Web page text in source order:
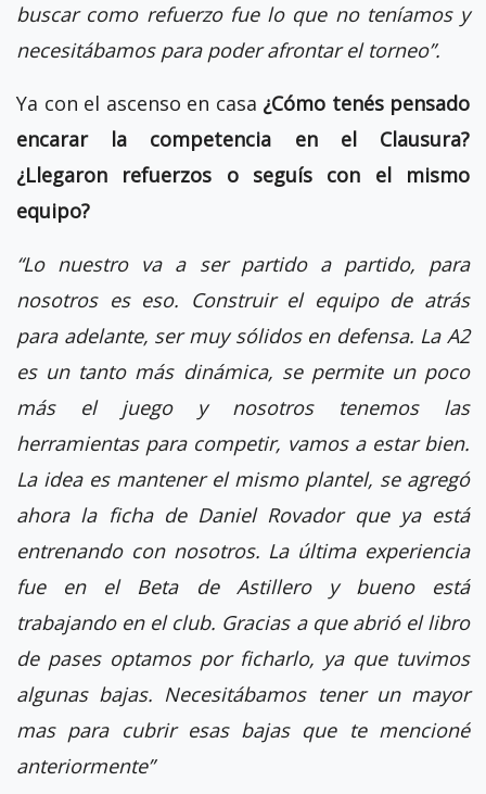
buscar como refuerzo fue lo que no teníamos y
necesitábamos para poder afrontar el torneo”.
Ya con el ascenso en casa ¿Cómo tenés pensado
encarar la competencia en el Clausura?
¿Llegaron refuerzos o seguís con el mismo
equipo?
“Lo nuestro va a ser partido a partido, para
nosotros es eso. Construir el equipo de atrás
para adelante, ser muy sólidos en defensa. La A2
es un tanto más dinámica, se permite un poco
más el juego y nosotros tenemos las
herramientas para competir, vamos a estar bien.
La idea es mantener el mismo plantel, se agregó
ahora la ficha de Daniel Rovador que ya está
entrenando con nosotros. La última experiencia
fue en el Beta de Astillero y bueno está
trabajando en el club. Gracias a que abrió el libro
de pases optamos por ficharlo, ya que tuvimos
algunas bajas. Necesitábamos tener un mayor
mas para cubrir esas bajas que te mencioné
anteriormente”